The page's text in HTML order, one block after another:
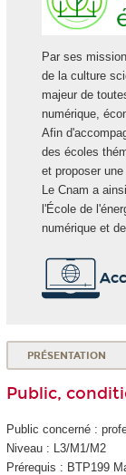
Par ses
de la culture
majeur de
numérique,
Afin
des écoles
et proposer
Le Cnam a
l'École de
numérique et
PRÉSENTATION
Public,
Public concerné :
Niveau : L3/M1/M2
Prérequis : BTP199